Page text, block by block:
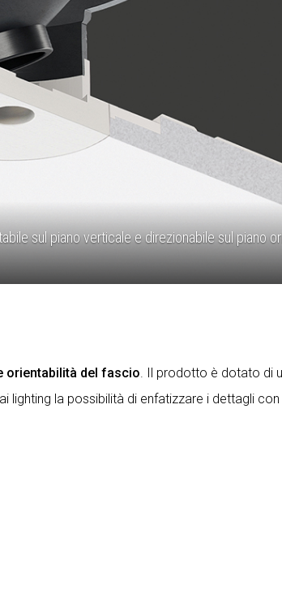
sul piano verticale e direzionabile sul piano
orientabilità del fascio. Il prodotto è dotato di
lighting la possibilità di enfatizzare i dettagli